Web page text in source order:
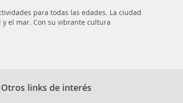
para todas las edades. La ciudad
el mar. Con su vibrante cultura
Otros links de interés